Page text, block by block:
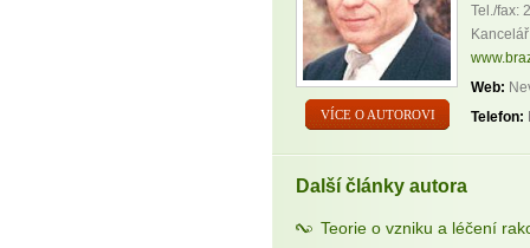
VÍCE O AUTOROVI
Tel./fax:
Web:
Telefon:
Další články autora
Teorie o vzniku a léčení